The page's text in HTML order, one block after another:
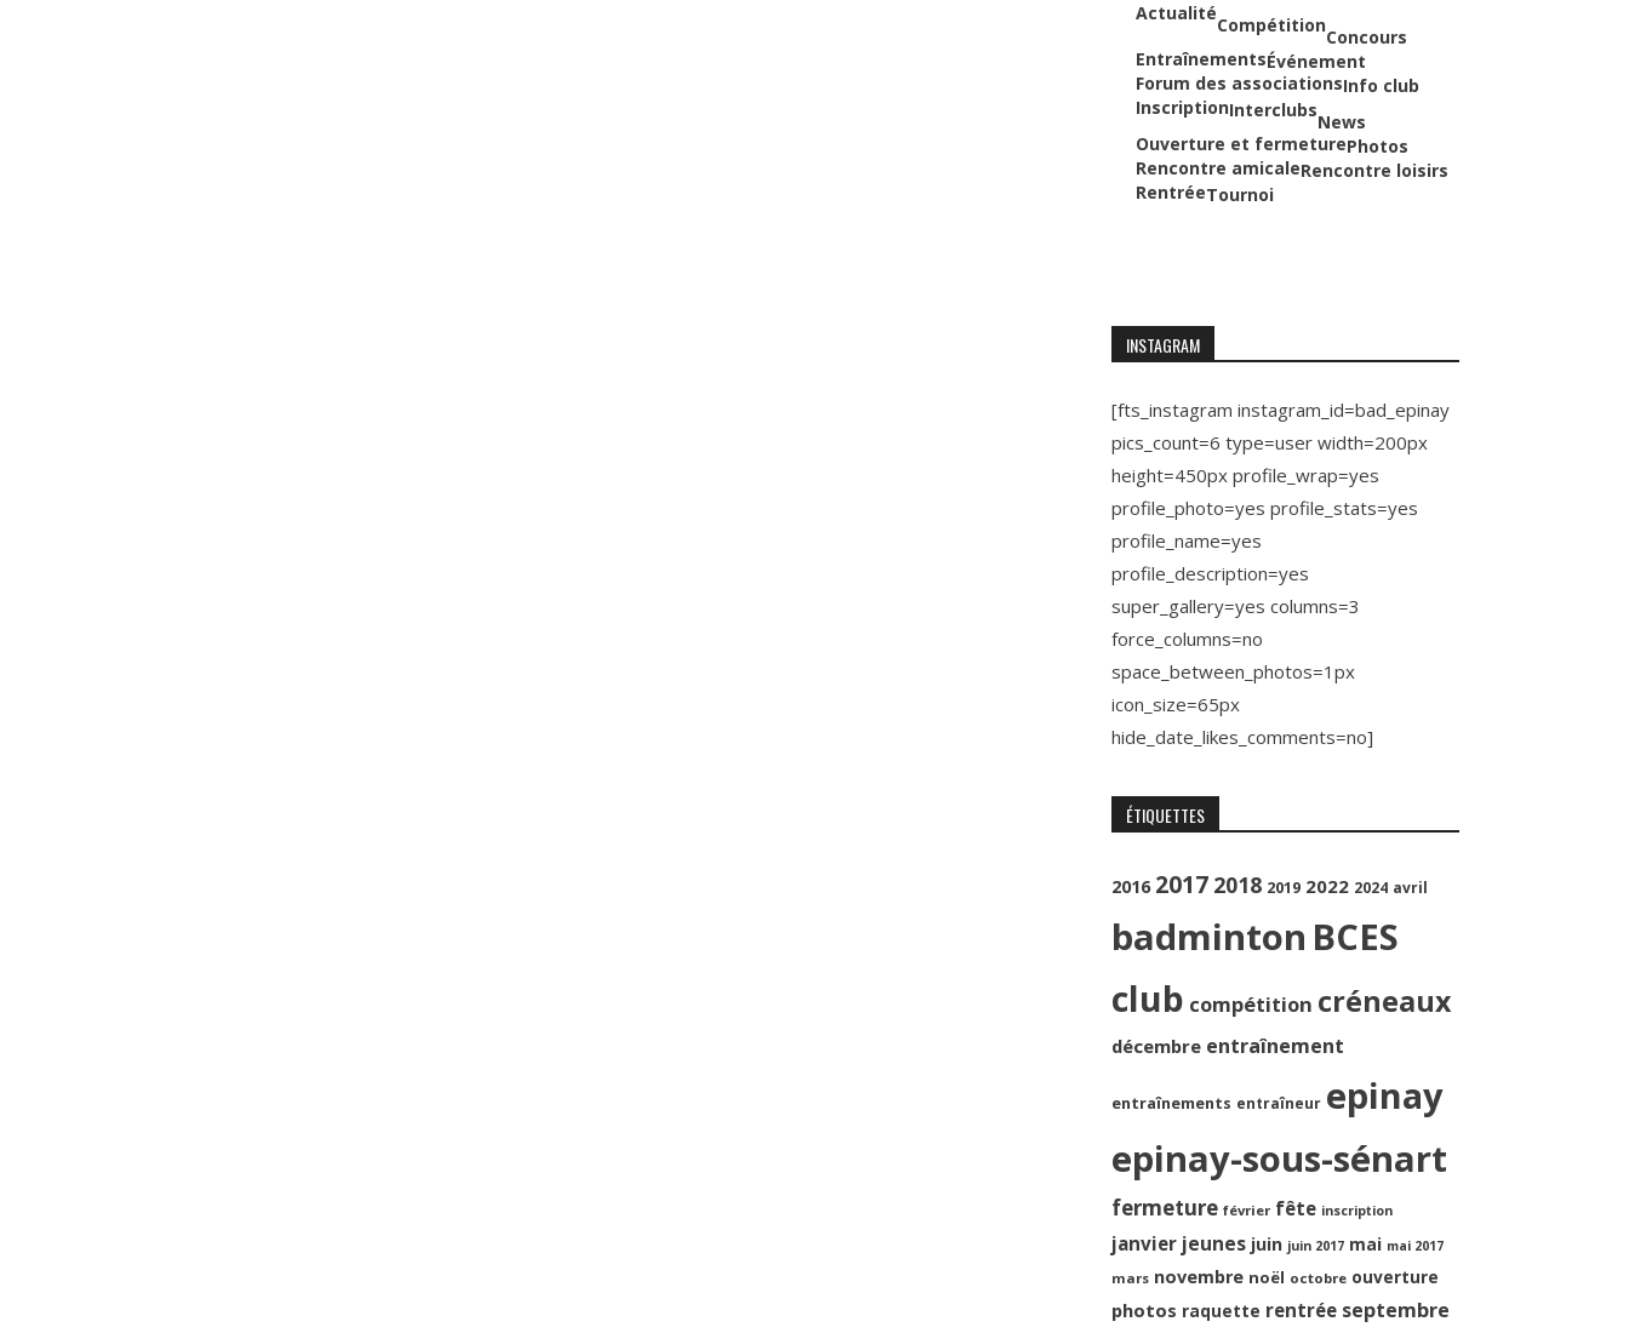
Actualité
Compétition
Concours
EntraînementsÉvénement
Forum des associationsInfo club
InscriptionInterclubs
News
Ouverture et fermeturePhotos
Rencontre amicaleRencontre loisirs
RentréeTournoi
INSTAGRAM
[fts_instagram instagram_id=bad_epinay
pics_count=6 type=user width=200px
height=450px profile_wrap=yes
profile_photo=yes profile_stats=yes
profile_name=yes
profile_description=yes
super_gallery=yes columns=3
force_columns=no
space_between_photos=1px
icon_size=65px
hide_date_likes_comments=no]
ÉTIQUETTES
2016 2017 2018 2019 2022 2024 avril
badminton BCES
club compétition créneaux
décembre entraînement
entraînements entraîneur epinay
epinay-sous-sénart
fermeture février fête inscription
janvier jeunes juin juin 2017 mai mai 2017
mars novembre noël octobre ouverture
photos raquette rentrée septembre